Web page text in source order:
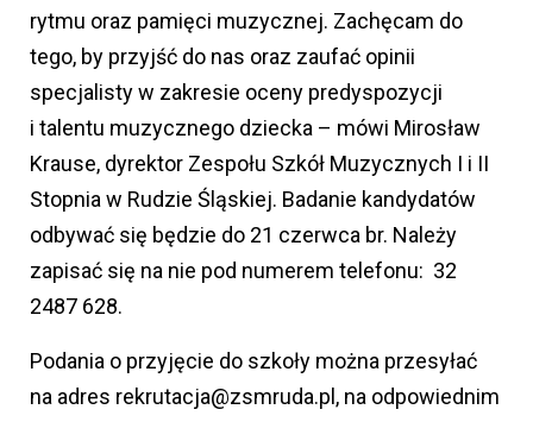
rytmu oraz pamięci muzycznej. Zachęcam do
tego, by przyjść do nas oraz zaufać opinii
specjalisty w zakresie oceny predyspozycji
i talentu muzycznego dziecka – mówi Mirosław
Krause, dyrektor Zespołu Szkół Muzycznych I i II
Stopnia w Rudzie Śląskiej. Badanie kandydatów
odbywać się będzie do 21 czerwca br. Należy
zapisać się na nie pod numerem telefonu: 32
2487 628.
Podania o przyjęcie do szkoły można przesyłać
na adres rekrutacja@zsmruda.pl, na odpowiednim